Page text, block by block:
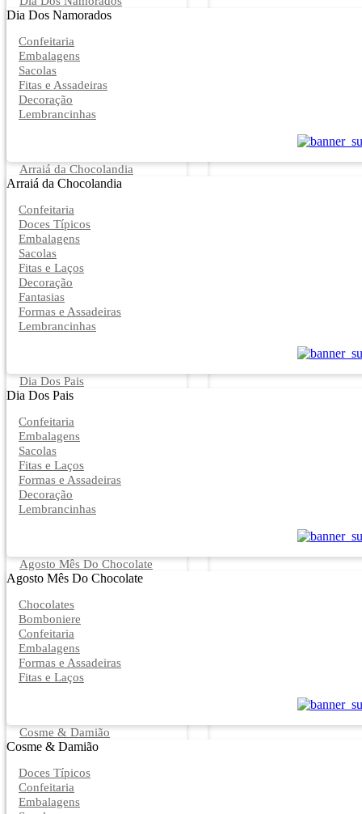
Dia Dos Namorados
Confeitaria
Embalagens
Sacolas
Fitas e Assadeiras
Decoração
Lembrancinhas
Arraiá da Chocolandia
Arraiá da Chocolandia
Confeitaria
Doces Típicos
Embalagens
Sacolas
Fitas e Laços
Decoração
Fantasias
Formas e Assadeiras
Lembrancinhas
Dia Dos Pais
Dia Dos Pais
Confeitaria
Embalagens
Sacolas
Fitas e Laços
Formas e Assadeiras
Decoração
Lembrancinhas
Agosto Mês Do Chocolate
Agosto Mês Do Chocolate
Chocolates
Bomboniere
Confeitaria
Embalagens
Formas e Assadeiras
Fitas e Laços
Cosme & Damião
Cosme & Damião
Doces Típicos
Confeitaria
Embalagens